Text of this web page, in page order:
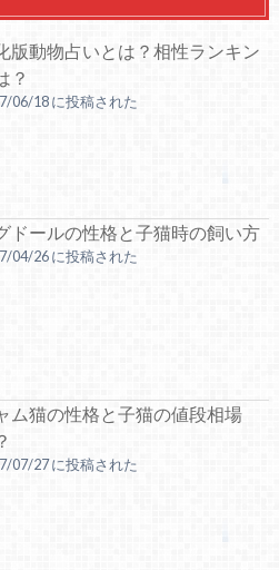
版動物占いとは？相性ランキン
？
06/18 に投稿された
ドールの性格と子猫時の飼い方
04/26 に投稿された
ム猫の性格と子猫の値段相場
07/27 に投稿された